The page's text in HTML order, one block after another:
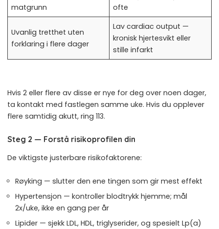
matgrunn
ofte
Uvanlig tretthet uten
forklaring i flere dager
Lav cardiac output —
kronisk hjertesvikt eller
stille infarkt
Hvis 2 eller flere av disse er nye for deg over noen dager,
ta kontakt med fastlegen samme uke. Hvis du opplever
flere samtidig akutt, ring 113.
Steg 2 — Forstå risikoprofilen din
De viktigste justerbare risikofaktorene:
Røyking — slutter den ene tingen som gir mest effekt
Hypertensjon — kontroller blodtrykk hjemme; mål
2x/uke, ikke en gang per år
Lipider — sjekk LDL, HDL, triglyserider, og spesielt Lp(a)